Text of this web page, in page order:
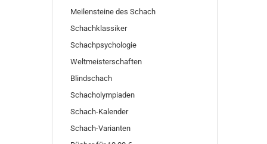
Meilensteine des Schach
Schachklassiker
Schachpsychologie
Weltmeisterschaften
Blindschach
Schacholympiaden
Schach-Kalender
Schach-Varianten